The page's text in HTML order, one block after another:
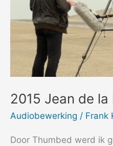
2015 Jean de
Audiobewerking / Frank
Door Thumbed werd ik